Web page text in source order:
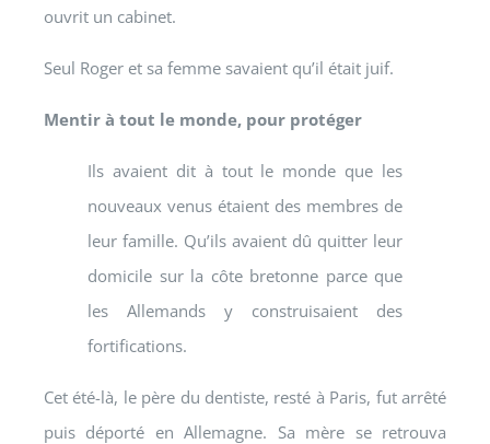
ouvrit un cabinet.
Seul Roger et sa femme savaient qu’il était juif.
Mentir à tout le monde, pour protéger
Ils avaient dit à tout le monde que les
nouveaux venus étaient des membres de
leur famille. Qu’ils avaient dû quitter leur
domicile sur la côte bretonne parce que
les Allemands y construisaient des
fortifications.
Cet été-là, le père du dentiste, resté à Paris, fut arrêté
puis déporté en Allemagne. Sa mère se retrouva